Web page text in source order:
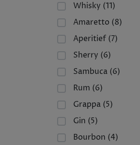
Whisky (11)
Amaretto (8)
Aperitief (7)
Sherry (6)
Sambuca (6)
Rum (6)
Grappa (5)
Gin (5)
Bourbon (4)